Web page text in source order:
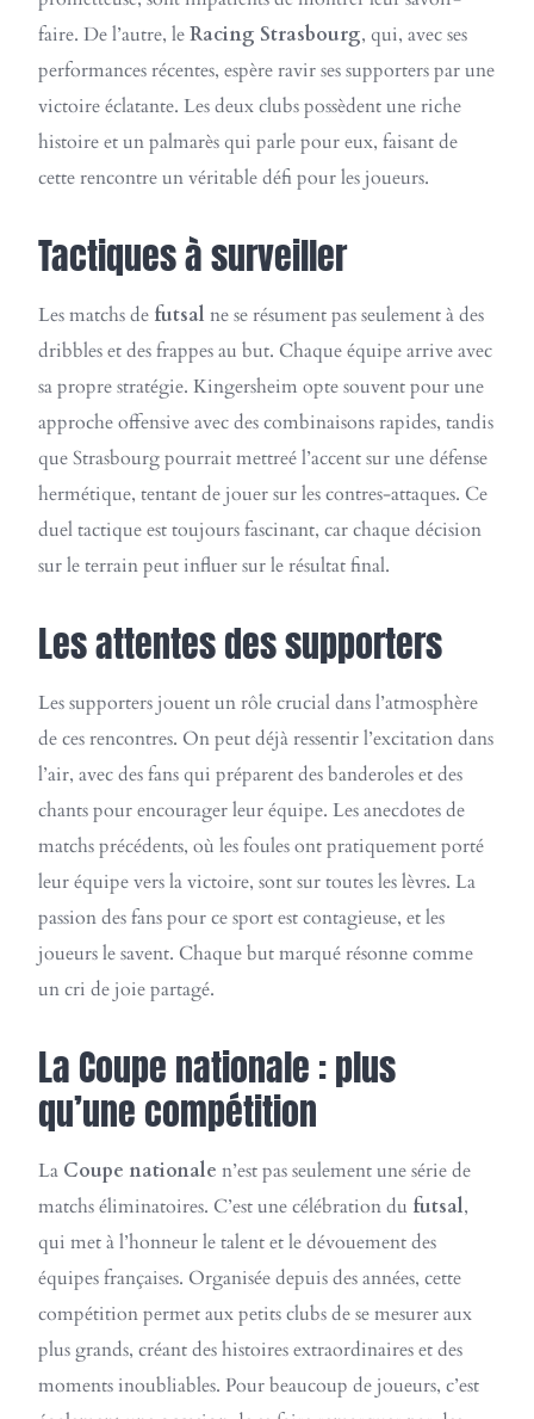
faire. De l’autre, leRacing Strasbourg, qui, avec ses
performances récentes, espère ravir ses supporters par une
victoire éclatante. Les deux clubs possèdent une riche
histoire et un palmarès qui parle pour eux, faisant de
cette rencontre un véritable défi pour les joueurs.
Tactiques à surveiller
Les matchs de futsal ne se résument pas seulement à des
dribbles et des frappes au but. Chaque équipe arrive avec
sa propre stratégie. Kingersheim opte souvent pour une
approche offensive avec des combinaisons rapides, tandis
que Strasbourg pourrait mettreé l’accent sur une défense
hermétique, tentant de jouer sur les contres-attaques. Ce
duel tactique est toujours fascinant, car chaque décision
sur le terrain peut influer sur le résultat final.
Les attentes des supporters
Les supporters jouent un rôle crucial dans l’atmosphère
de ces rencontres. On peut déjà ressentir l’excitation dans
l’air, avec des fans qui préparent des banderoles et des
chants pour encourager leur équipe. Les anecdotes de
matchs précédents, où les foules ont pratiquement porté
leur équipe vers la victoire, sont sur toutes les lèvres. La
passion des fans pour ce sport est contagieuse, et les
joueurs le savent. Chaque but marqué résonne comme
un cri de joie partagé.
La Coupe nationale : plus
qu’une compétition
La Coupe nationale n’est pas seulement une série de
matchs éliminatoires. C’est une célébration du futsal,
qui met à l’honneur le talent et le dévouement des
équipes françaises. Organisée depuis des années, cette
compétition permet aux petits clubs de se mesurer aux
plus grands, créant des histoires extraordinaires et des
moments inoubliables. Pour beaucoup de joueurs, c’est